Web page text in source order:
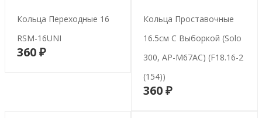
Кольца Переходные 16
RSM-16UNI
360 ₽В корзину
Кольца Проставочные
16.5см С Выборкой (Solo
300, AP-M67AC) (F18.16-2
(154))
360 ₽В корзину